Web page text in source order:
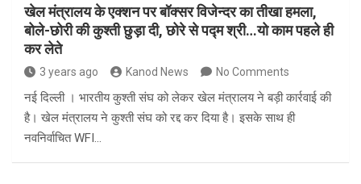
खेल मंत्रालय के एक्शन पर बॉक्सर विजेन्दर का तीखा हमला,
बोले-छोरी की कुश्ती छुड़ा दी, छोरे से पद्म श्री…यो काम पहले ही
कर लेते
3 years ago Kanod News No Comments
नई दिल्ली । भारतीय कुश्ती संघ को लेकर खेल मंत्रालय ने बड़ी कार्रवाई की
है। खेल मंत्रालय ने कुश्ती संघ को रद्द कर दिया है। इसके साथ ही
नवनिर्वाचित WFI…